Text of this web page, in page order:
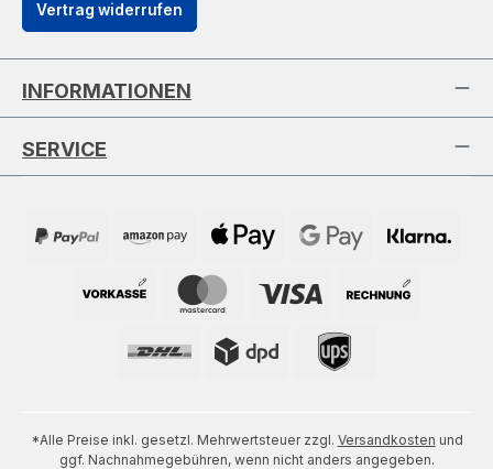
Vertrag widerrufen
INFORMATIONEN
SERVICE
*Alle Preise inkl. gesetzl. Mehrwertsteuer zzgl. Versandkosten und
ggf. Nachnahmegebühren, wenn nicht anders angegeben.